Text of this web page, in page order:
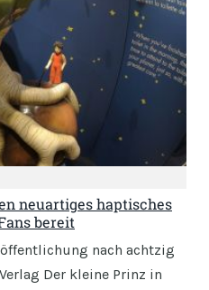
neuartiges haptisches
bereit
nach achtzig
Der kleine Prinz in